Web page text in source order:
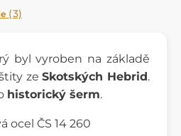
(3)
byl vyroben na základě
zeSkotských Hebrid .
historický šerm.
ocel ČS 14 260